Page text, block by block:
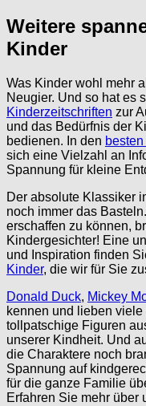
Weitere
Kinder
Was Kinder wohl mehr
Neugier. Und so hat es
Kinderzeitschriften zur
und das Bedürfnis der
bedienen. In den
sich eine Vielzahl an
Spannung für kleine
Der absolute Klassiker
noch immer das
erschaffen zu können,
Kindergesichter! Eine
und Inspiration finden
Kinder, die wir für Sie
Donald Duck, Mickey
kennen und lieben
tollpatschige Figuren
unserer Kindheit. Und
die Charaktere noch
Spannung auf
für die ganze Familie
Erfahren Sie mehr über